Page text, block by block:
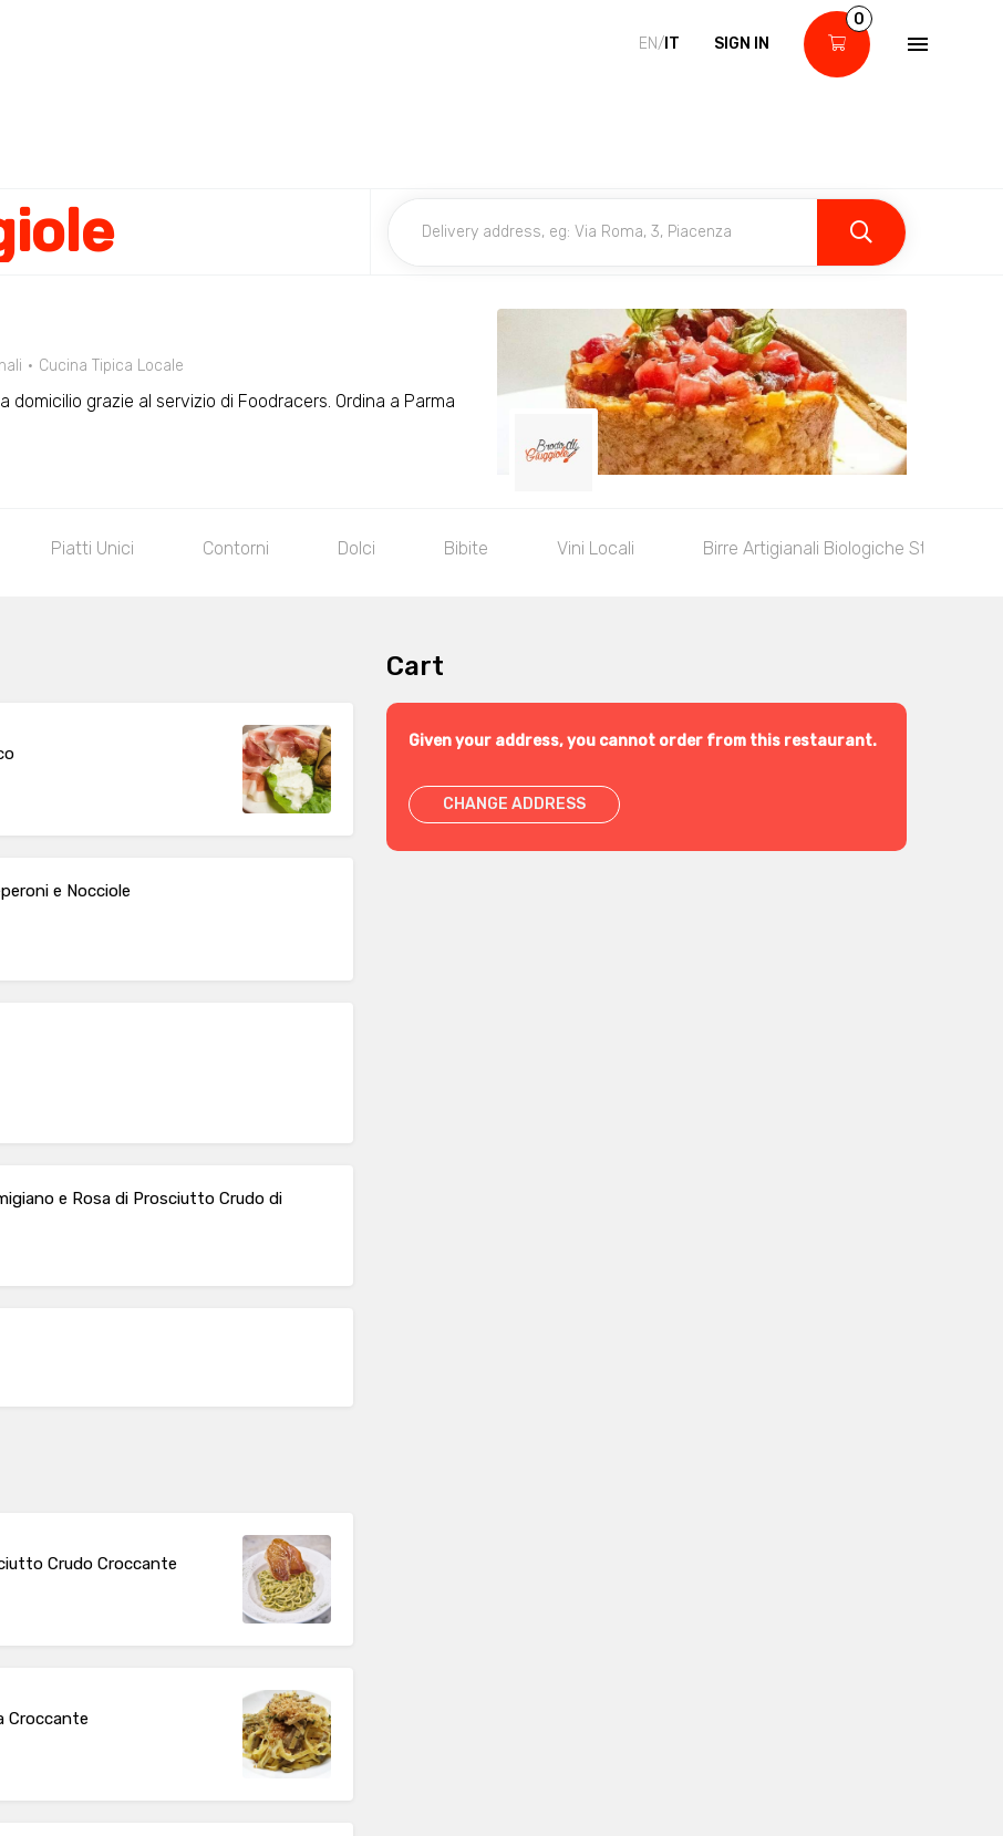
EN/ IT SIGN IN
0
Cucina Tipica Locale
domicilio grazie al servizio di Foodracers. Ordina a Parma
Piatti Unici Contorni Dolci Bibite Vini Locali Birre Artigianali Biologiche Statale 343
e Nocciole
e Rosa di Prosciutto Crudo di
Crudo Croccante
Croccante
Cart
Given your address, you cannot order from this restaurant.
CHANGE ADDRESS